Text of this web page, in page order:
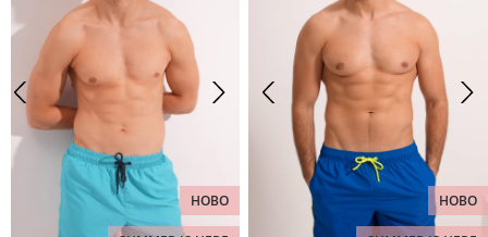
НОВО НОВО